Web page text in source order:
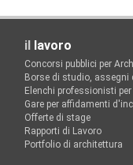
il lavoro
Concorsi pubblici per
Borse di studio, assegni
Elenchi professionisti
Gare per affidamenti
Offerte di stage
Rapporti di Lavoro
Portfolio di architettura